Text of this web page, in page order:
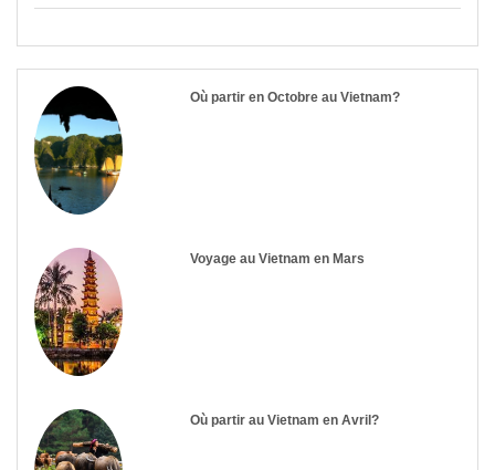
Où partir en Octobre au Vietnam?
Voyage au Vietnam en Mars
Où partir au Vietnam en Avril?